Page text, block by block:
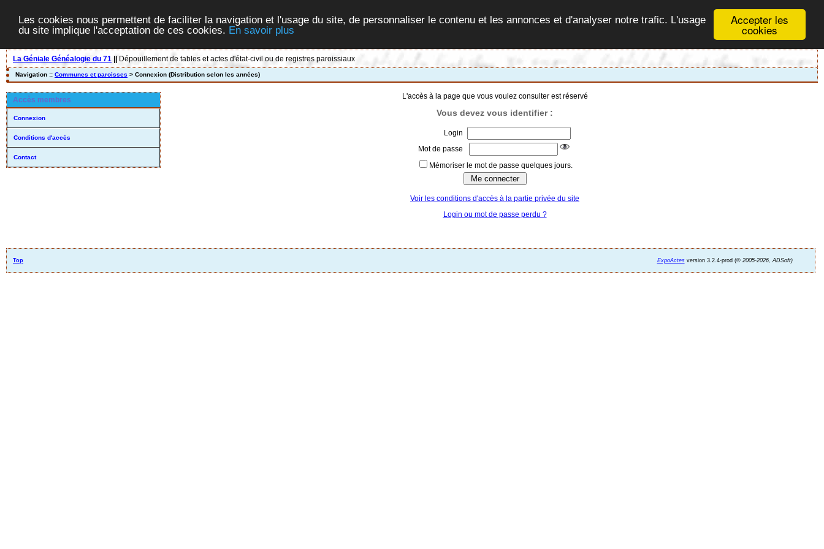
Accepter les
cookies
Les cookies nous permettent de faciliter la navigation et l'usage du site, de personnaliser le contenu et les annonces et d'analyser notre trafic. L'usage
du site implique l'acceptation de ces cookies. En savoir plus
La Géniale Généalogie du 71 Dépouillement de tables et actes d'état-civil ou de registres paroissiaux
Navigation :: Communes et paroisses > Connexion (Distribution selon les années)
Accès membres
Connexion
Conditions d'accès
Contact
L'accès à la page que vous voulez consulter est réservé
Vous devez vous identifier :
Login
Mot de passe
Mémoriser le mot de passe quelques jours.
Voir les conditions d'accès à la partie privée du site
Login ou mot de passe perdu ?
Top ExpoActesversion 3.2.4-prod (©2005-2026, ADSoft)